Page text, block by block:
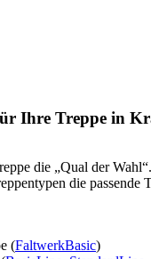
Ihre Treppe in
die „Qual der
die passende
(FaltwerkBasic)